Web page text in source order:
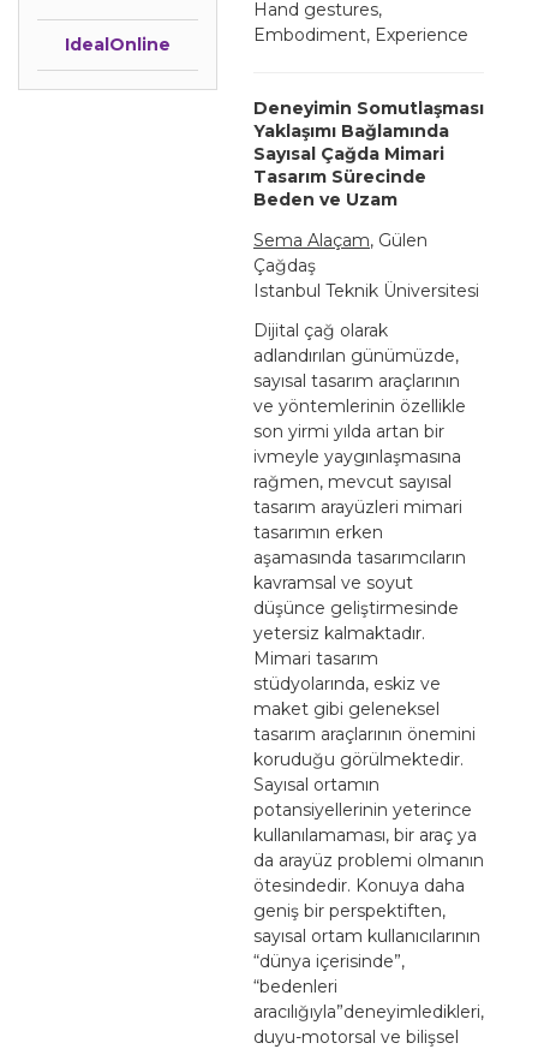
IdealOnline
Hand gestures,
Embodiment, Experience
Deneyimin Somutlaşması
Yaklaşımı Bağlamında
Sayısal Çağda Mimari
Tasarım Sürecinde
Beden ve Uzam
Sema Alaçam, Gülen
Çağdaş
Istanbul Teknik Üniversitesi
Dijital çağ olarak
adlandırılan günümüzde,
sayısal tasarım araçlarının
ve yöntemlerinin özellikle
son yirmi yılda artan bir
ivmeyle yaygınlaşmasına
rağmen, mevcut sayısal
tasarım arayüzleri mimari
tasarımın erken
aşamasında tasarımcıların
kavramsal ve soyut
düşünce geliştirmesinde
yetersiz kalmaktadır.
Mimari tasarım
stüdyolarında, eskiz ve
maket gibi geleneksel
tasarım araçlarının önemini
koruduğu görülmektedir.
Sayısal ortamın
potansiyellerinin yeterince
kullanılamaması, bir araç ya
da arayüz problemi olmanın
ötesindedir. Konuya daha
geniş bir perspektiften,
sayısal ortam kullanıcılarının
“dünya içerisinde”,
“bedenleri
aracılığıyla”deneyimledikleri,
duyu-motorsal ve bilişsel